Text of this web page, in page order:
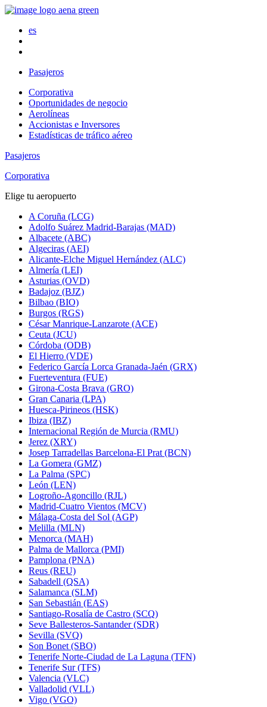
es
Pasajeros
Corporativa
Oportunidades de negocio
Aerolíneas
Accionistas e Inversores
Estadísticas de tráfico aéreo
Pasajeros
Corporativa
Elige tu aeropuerto
A Coruña (LCG)
Adolfo Suárez Madrid-Barajas (MAD)
Albacete (ABC)
Algeciras (AEI)
Alicante-Elche Miguel Hernández (ALC)
Almería (LEI)
Asturias (OVD)
Badajoz (BJZ)
Bilbao (BIO)
Burgos (RGS)
César Manrique-Lanzarote (ACE)
Ceuta (JCU)
Córdoba (ODB)
El Hierro (VDE)
Federico García Lorca Granada-Jaén (GRX)
Fuerteventura (FUE)
Girona-Costa Brava (GRO)
Gran Canaria (LPA)
Huesca-Pirineos (HSK)
Ibiza (IBZ)
Internacional Región de Murcia (RMU)
Jerez (XRY)
Josep Tarradellas Barcelona-El Prat (BCN)
La Gomera (GMZ)
La Palma (SPC)
León (LEN)
Logroño-Agoncillo (RJL)
Madrid-Cuatro Vientos (MCV)
Málaga-Costa del Sol (AGP)
Melilla (MLN)
Menorca (MAH)
Palma de Mallorca (PMI)
Pamplona (PNA)
Reus (REU)
Sabadell (QSA)
Salamanca (SLM)
San Sebastián (EAS)
Santiago-Rosalía de Castro (SCQ)
Seve Ballesteros-Santander (SDR)
Sevilla (SVQ)
Son Bonet (SBO)
Tenerife Norte-Ciudad de La Laguna (TFN)
Tenerife Sur (TFS)
Valencia (VLC)
Valladolid (VLL)
Vigo (VGO)